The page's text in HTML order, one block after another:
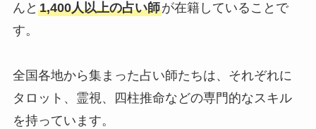
んと 1,400人以上の占い師が在籍していることで
す。
全国各地から集まった占い師たちは、それぞれに
タロット、霊視、四柱推命などの専門的なスキル
を持っています。